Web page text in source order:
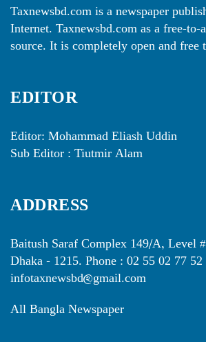
Taxnewsbd.com is a newspaper
Internet. Taxnewsbd.com as a free-to-
source. It is completely open and free
EDITOR
Editor: Mohammad Eliash Uddin
Sub Editor : Tiutmir Alam
ADDRESS
Baitush Saraf Complex 149/A, Level
Dhaka - 1215. Phone : 02 55 02 77
infotaxnewsbd@gmail.com
All Bangla Newspaper